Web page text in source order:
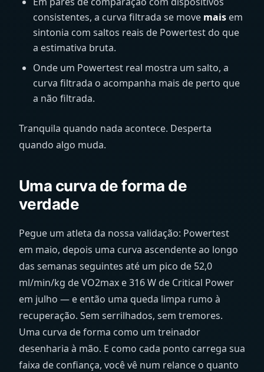
consistentes, a curva filtrada se move mais em
sintonia com saltos reais de Powertest do que
a estimativa bruta.
Onde um Powertest real mostra um salto, a
curva filtrada o acompanha mais de perto que
a não filtrada.
Tranquila quando nada acontece. Desperta
quando algo muda.
Uma curva de forma de
verdade
Pegue um atleta da nossa validação: Powertest
em maio, depois uma curva ascendente ao longo
das semanas seguintes até um pico de 52,0
ml/min/kg de VO2max e 316W de Critical Power
em julho — e então uma queda limpa rumo à
recuperação. Sem serrilhados, sem tremores.
Uma curva de forma como um treinador
desenharia à mão. E como cada ponto carrega sua
faixa de confiança, você vê num relance o quanto